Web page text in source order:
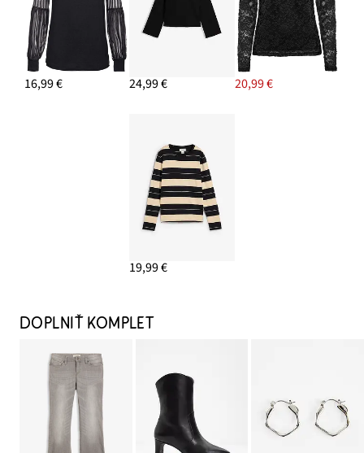
16,99 € 24,99 € 20,99 €
19,99 €
DOPLNIŤ KOMPLET